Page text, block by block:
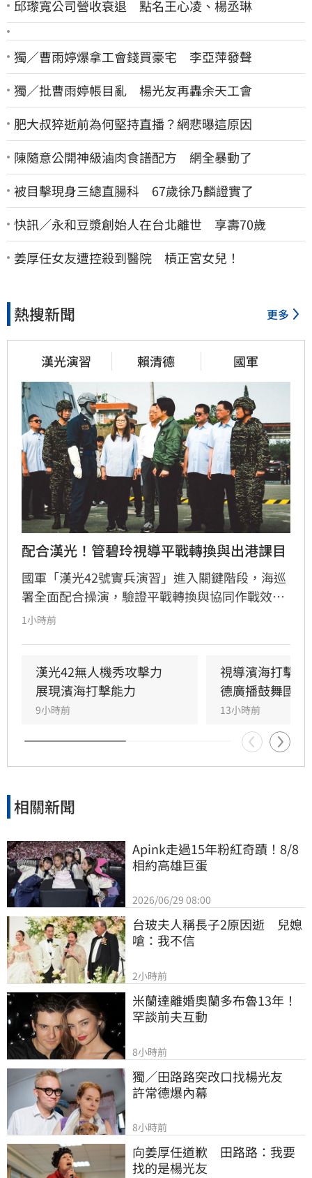
邱瓈寬公司營收衰退 點名王心凌、楊丞琳
獨／曹雨婷爆拿工會錢買豪宅 李亞萍發聲
獨／批曹雨婷帳目亂 楊光友再轟余天工會
肥大叔猝逝前為何堅持直播？網悲曝這原因
陳隨意公開神級滷肉食譜配方 網全暴動了
被目擊現身三總直腸科 67歲徐乃麟證實了
快訊／永和豆漿創始人在台北離世 享壽70歲
姜厚任女友遭控殺到醫院 槓正宮女兒！
熱搜新聞 更多
漢光演習 賴清德 國軍
配合漢光！管碧玲視導平戰轉換與出港課目
國軍「漢光42號實兵演習」進入關鍵階段，海巡
署全面配合操演，驗證平戰轉換與協同作戰效
能。海委會主委管碧玲親赴台北港與左營軍港視
1小時前
漢光42無人機秀攻擊力
展現濱海打擊能力
9小時前
視導濱海打擊
德廣播鼓舞國軍
13小時前
相關新聞
Apink走過15年粉紅奇蹟！8/8
相約高雄巨蛋
2026/06/29 08:00
台玻夫人稱長子2原因逝　兒媳
嗆：我不信
2小時前
米蘭達離婚奧蘭多布魯13年！
罕談前夫互動
8小時前
獨／田路路突改口找楊光友
許常德爆內幕
8小時前
向姜厚任道歉　田路路：我要
找的是楊光友